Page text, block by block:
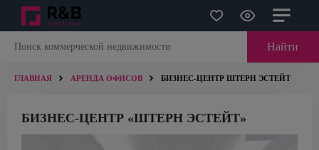
Найти
ГЛАВНАЯ АРЕНДА ОФИСОВ БИЗНЕС-ЦЕНТР ШТЕРН ЭСТЕЙТ
БИЗНЕС-ЦЕНТР «ШТЕРН ЭСТЕЙТ»